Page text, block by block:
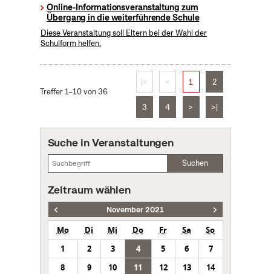
Online-Informationsveranstaltung zum
Übergang in die weiterführende Schule
Diese Veranstaltung soll Eltern bei der Wahl der
Schulform helfen.
Treffer 1–10 von 36
|< < 1 2
3 4 > >|
Suche in Veranstaltungen
Suchen
Zeitraum wählen
November 2021
Mo Di Mi Do Fr Sa
So
1
2 3 4 5 6
7
8
9 10 11 12 13
14